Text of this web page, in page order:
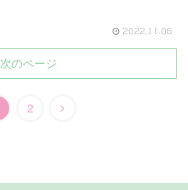
2022.11.06
次のページ
2